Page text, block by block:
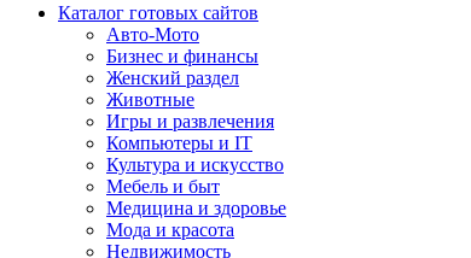
Каталог готовых сайтов
Авто-Мото
Бизнес и финансы
Женский раздел
Животные
Игры и развлечения
Компьютеры и IT
Культура и искусство
Мебель и быт
Медицина и здоровье
Мода и красота
Недвижимость